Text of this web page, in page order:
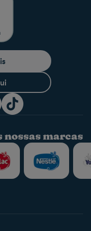
nossas marcas